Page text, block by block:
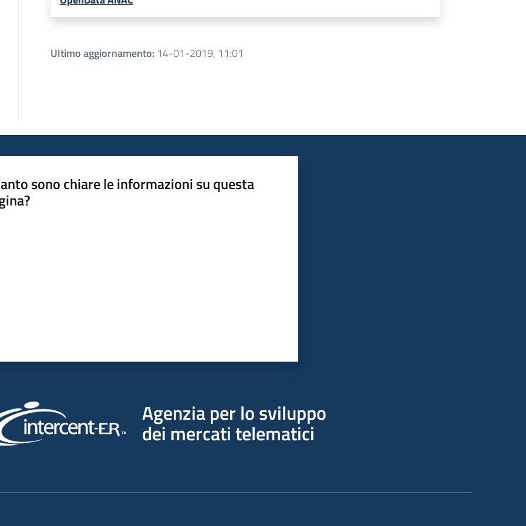
Ultimo aggiornamento: 14-01-2019, 11:01
sono chiare le informazioni su questa
Agenzia per lo sviluppo
dei mercati telematici